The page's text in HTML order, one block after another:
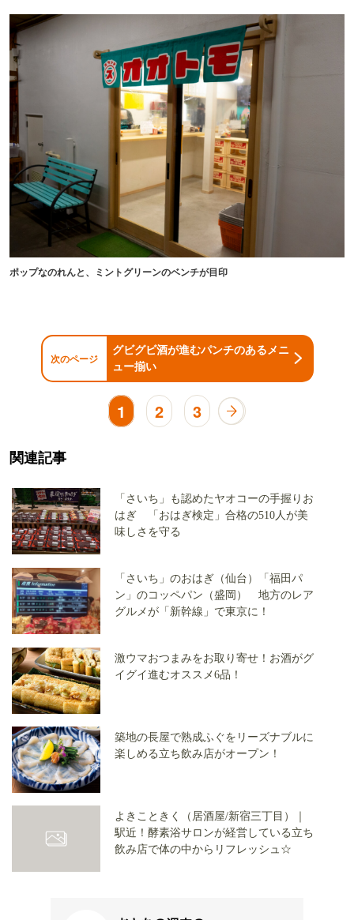
ポップなのれんと、ミントグリーンのベンチが目印
次のページ
グビグビ酒が進むパンチのあるメニ
ュー揃い
1 2 3
関連記事
「さいち」も認めたヤオコーの手握りお
はぎ 「おはぎ検定」合格の510人が美
味しさを守る
「さいち」のおはぎ（仙台）「福田パ
ン」のコッペパン（盛岡） 地方のレア
グルメが「新幹線」で東京に！
激ウマおつまみをお取り寄せ！お酒がグ
イグイ進むオススメ6品！
築地の長屋で熟成ふぐをリーズナブルに
楽しめる立ち飲み店がオープン！
よきこときく（居酒屋/新宿三丁目）｜
駅近！酵素浴サロンが経営している立ち
飲み店で体の中からリフレッシュ☆